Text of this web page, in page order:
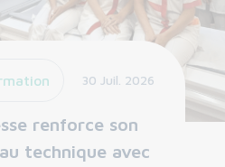
30 Juil. 2026
renforce son
technique avec